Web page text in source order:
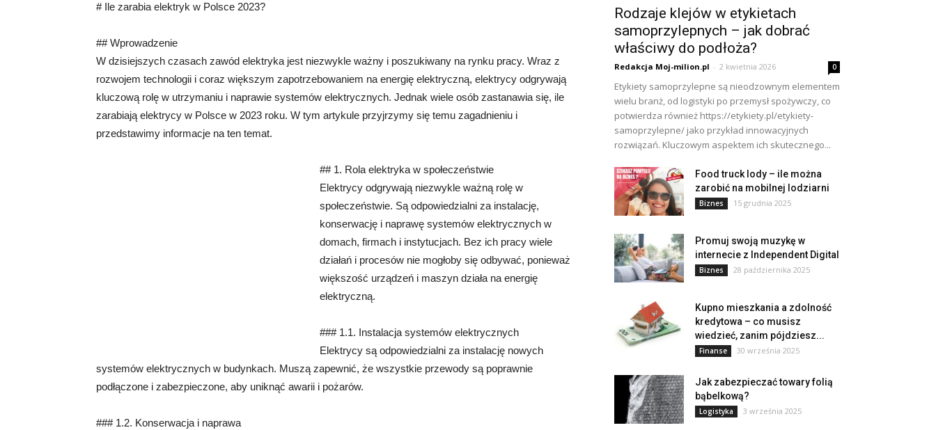
# Ile zarabia elektryk w Polsce 2023?
## Wprowadzenie
W dzisiejszych czasach zawód elektryka jest niezwykle ważny i poszukiwany na rynku pracy. Wraz z
rozwojem technologii i coraz większym zapotrzebowaniem na energię elektryczną, elektrycy odgrywają
kluczową rolę w utrzymaniu i naprawie systemów elektrycznych. Jednak wiele osób zastanawia się, ile
zarabiają elektrycy w Polsce w 2023 roku. W tym artykule przyjrzymy się temu zagadnieniu i
przedstawimy informacje na ten temat.
## 1. Rola elektryka w społeczeństwie
Elektrycy odgrywają niezwykle ważną rolę w
społeczeństwie. Są odpowiedzialni za instalację,
konserwację i naprawę systemów elektrycznych w
domach, firmach i instytucjach. Bez ich pracy wiele
działań i procesów nie mogłoby się odbywać, ponieważ
większość urządzeń i maszyn działa na energię
elektryczną.
### 1.1. Instalacja systemów elektrycznych
Elektrycy są odpowiedzialni za instalację nowych
systemów elektrycznych w budynkach. Muszą zapewnić, że wszystkie przewody są poprawnie
podłączone i zabezpieczone, aby uniknąć awarii i pożarów.
### 1.2. Konserwacja i naprawa
Rodzaje klejów w etykietach
samoprzylepnych – jak dobrać
właściwy do podłoża?
Redakcja Moj-milion.pl - 2 kwietnia 2026 0
Etykiety samoprzylepne są nieodzownym elementem
wielu branż, od logistyki po przemysł spożywczy, co
potwierdza również https://etykiety.pl/etykiety-
samoprzylepne/ jako przykład innowacyjnych
rozwiązań. Kluczowym aspektem ich skutecznego...
Food truck lody – ile można
zarobić na mobilnej lodziarni
Biznes 15 grudnia 2025
Promuj swoją muzykę w
internecie z Independent Digital
Biznes 28 października 2025
Kupno mieszkania a zdolność
kredytowa – co musisz
wiedzieć, zanim pójdziesz...
Finanse 30 września 2025
Jak zabezpieczać towary folią
bąbelkową?
Logistyka 3 września 2025